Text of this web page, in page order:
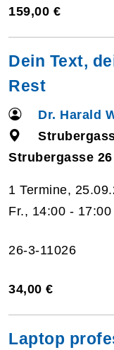
159,00 €
Dein Text,
Rest
Dr. Harald
Strubergasse 26
1 Termine,
Fr., 14:00 -
26-3-11026
34,00 €
Laptop